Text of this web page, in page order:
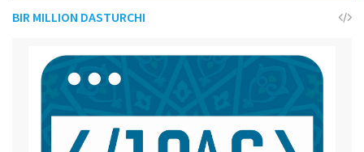
BIR MILLION DASTURCHI